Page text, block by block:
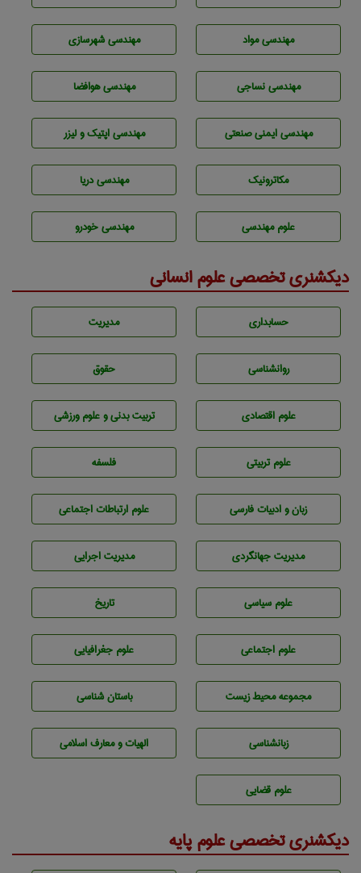
مهندسی مواد مهندسی شهرسازی
مهندسي نساجی مهندسی هوافضا
مهندسی ایمنی صنعتی مهندسی اپتیک و لیزر
مکاترونیک مهندسی دریا
علوم مهندسی مهندسی خودرو
دیکشنری تخصصی علوم انسانی
حسابداری مديريت
روانشناسی حقوق
علوم اقتصادی تربيت بدنی و علوم ورزشی
علوم تربيتی فلسفه
زبان و ادبيات فارسی علوم ارتباطات اجتماعی
مديريت جهانگردی مديريت اجرايی
علوم سياسی تاريخ
علوم اجتماعی علوم جغرافيايی
مجموعه محيط زيست باستان شناسی
زبانشناسی الهیات و معارف اسلامی
علوم قضایی
دیکشنری تخصصی علوم پایه